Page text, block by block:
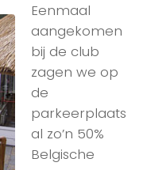
Eenmaal
aangekomen
bij de club
zagen we op
de
parkeerplaats
al zo’n 50%
Belgische